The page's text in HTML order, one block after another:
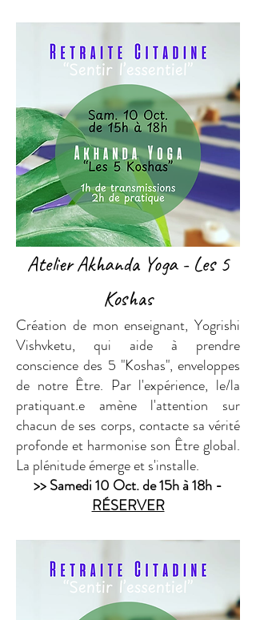
Atelier Akhanda Yoga - Les 5
Koshas
Création de mon enseignant, Yogrishi
Vishvketu, qui aide à prendre
conscience des 5 "Koshas", enveloppes
de notre Être. Par l'expérience, le/la
pratiquant.e amène l'attention sur
chacun de ses corps, contacte sa vérité
profonde et harmonise son Être global.
La plénitude émerge et s'installe.
>> Samedi 10 Oct. de 15h à 18h -
RÉSERVER